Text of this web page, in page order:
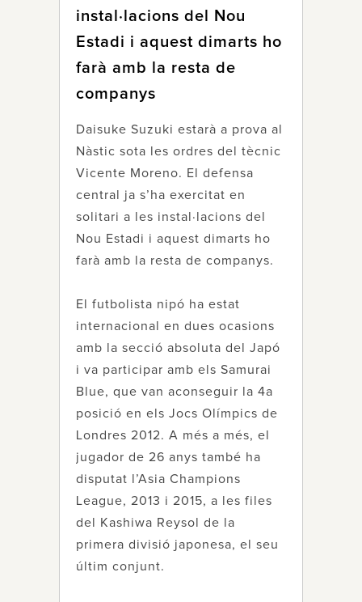
instal·lacions del Nou
Estadi i aquest dimarts ho
farà amb la resta de
companys
Daisuke Suzuki estarà a prova al
Nàstic sota les ordres del tècnic
Vicente Moreno. El defensa
central ja s’ha exercitat en
solitari a les instal·lacions del
Nou Estadi i aquest dimarts ho
farà amb la resta de companys.
El futbolista nipó ha estat
internacional en dues ocasions
amb la secció absoluta del Japó
i va participar amb els Samurai
Blue, que van aconseguir la 4a
posició en els Jocs Olímpics de
Londres 2012. A més a més, el
jugador de 26 anys també ha
disputat l’Asia Champions
League, 2013 i 2015, a les files
del Kashiwa Reysol de la
primera divisió japonesa, el seu
últim conjunt.